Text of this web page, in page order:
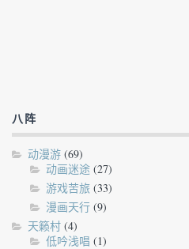
八阵
动漫游 (69)
动画迷途 (27)
游戏苦旅 (33)
漫画天行 (9)
天籁村 (4)
低吟浅唱 (1)